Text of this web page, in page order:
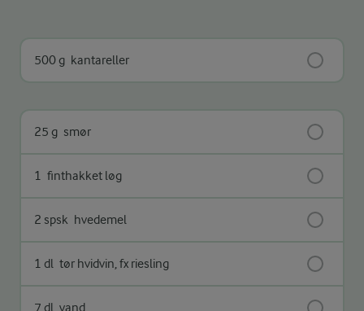
500 g kantareller
25 g smør
1 finthakket løg
2 spsk hvedemel
1 dl tør hvidvin, fx riesling
7 dl vand